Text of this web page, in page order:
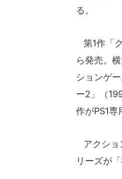
る。
第1作「
ら発売。
ションゲ
ー2」（
作がPS1専
アクショ
リーズが